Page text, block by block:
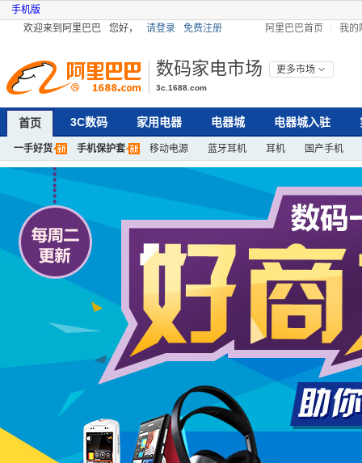
手机版
您好，
欢迎来到阿里巴巴 请登录 免费注册 阿里巴巴首页 我的
数码家电市场 更多市场
3c.1688.com
首页 3C数码 家用电器 电器城 电器城入驻
一手好货 手机保护套 移动电源 蓝牙耳机 耳机 国产手机
加湿器